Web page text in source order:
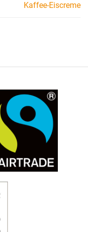
Kaffee-Eiscreme